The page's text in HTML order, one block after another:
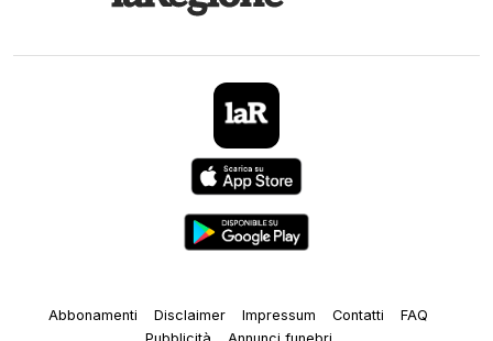
Abbonamenti Disclaimer Impressum Contatti
FAQ